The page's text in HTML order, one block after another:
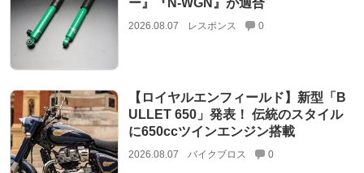
ー』『N-WGN』が適合
2026.08.07 レスポンス 0
【ロイヤルエンフィールド】新型「B
ULLET 650」発表！ 伝統のスタイル
に650ccツインエンジン搭載
2026.08.07 バイクブロス 0